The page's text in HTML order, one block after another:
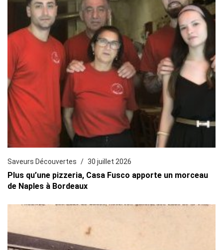
Saveurs Découvertes 30 juillet 2026
Plus qu’une pizzeria, Casa Fusco apporte un morceau
de Naples à Bordeaux